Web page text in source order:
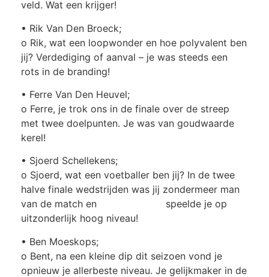
veld. Wat een krijger!
• Rik Van Den Broeck;
o Rik, wat een loopwonder en hoe polyvalent ben
jij? Verdediging of aanval – je was steeds een
rots in de branding!
• Ferre Van Den Heuvel;
o Ferre, je trok ons in de finale over de streep
met twee doelpunten. Je was van goudwaarde
kerel!
• Sjoerd Schellekens;
o Sjoerd, wat een voetballer ben jij? In de twee
halve finale wedstrijden was jij zondermeer man
van de match en speelde je op
uitzonderlijk hoog niveau!
• Ben Moeskops;
o Bent, na een kleine dip dit seizoen vond je
opnieuw je allerbeste niveau. Je gelijkmaker in de